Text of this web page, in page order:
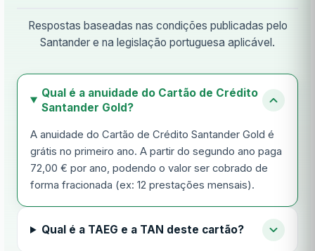
Respostas baseadas nas condições publicadas pelo
Santander e na legislação portuguesa aplicável.
Qual é a anuidade do Cartão de Crédito
Santander Gold?
A anuidade do Cartão de Crédito Santander Gold é
grátis no primeiro ano. A partir do segundo ano paga
72,00 € por ano, podendo o valor ser cobrado de
forma fracionada (ex: 12 prestações mensais).
Qual é a TAEG e a TAN deste cartão?